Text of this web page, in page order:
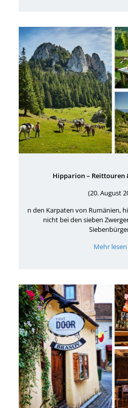
Hipparion – Reittouren
(20. August
n den Karpaten von Rumänien,
nicht bei den sieben
Mehr